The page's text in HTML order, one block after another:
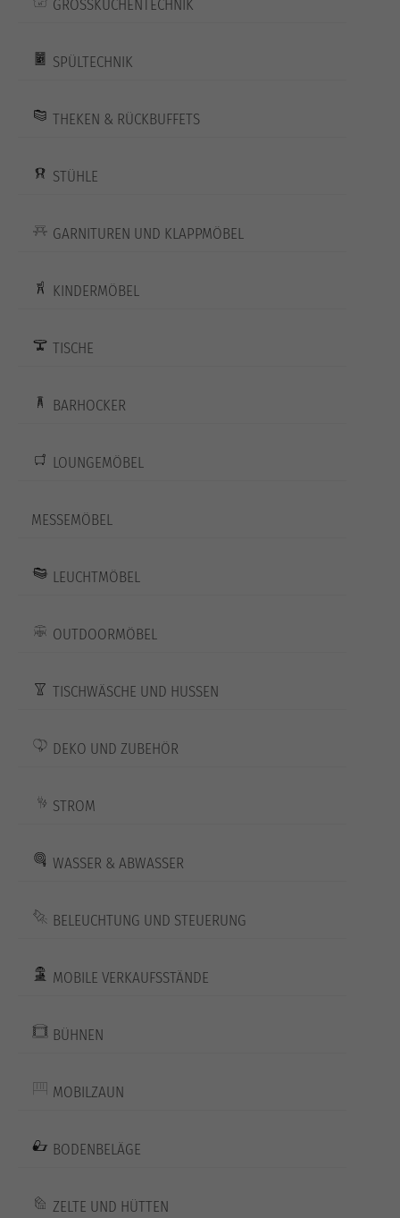
GROSSKÜCHENTECHNIK
SPÜLTECHNIK
THEKEN & RÜCKBUFFETS
STÜHLE
GARNITUREN UND KLAPPMÖBEL
KINDERMÖBEL
TISCHE
BARHOCKER
LOUNGEMÖBEL
MESSEMÖBEL
LEUCHTMÖBEL
OUTDOORMÖBEL
TISCHWÄSCHE UND HUSSEN
DEKO UND ZUBEHÖR
STROM
WASSER & ABWASSER
BELEUCHTUNG UND STEUERUNG
MOBILE VERKAUFSSTÄNDE
BÜHNEN
MOBILZAUN
BODENBELÄGE
ZELTE UND HÜTTEN